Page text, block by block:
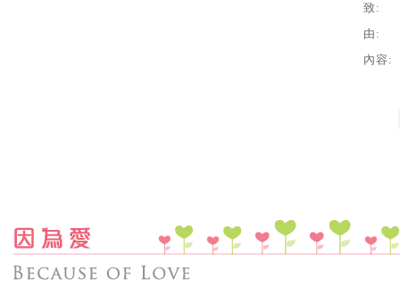
致:
由:
內容: